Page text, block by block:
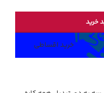
خرید
خرید اقساطی